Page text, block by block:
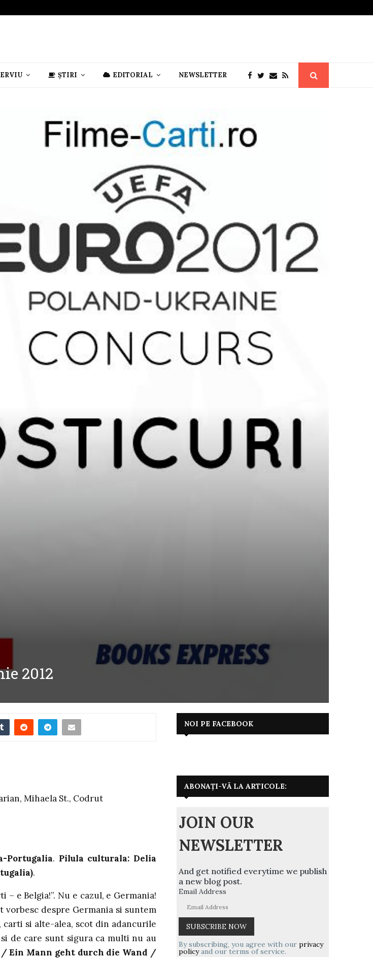
ȘTIRI EDITORIAL NEWSLETTER
2012
Mihaela St., Codrut
Portugalia. Pilula culturala: Delia
.
– e Belgia!”. Nu e cazul, e Germania!
vorbesc despre Germania si suntem
carti si alte-alea, scot din adancurile
de care sunt sigura ca multi nu au
/Ein Mann geht durch die Wand /
NOI PE FACEBOOK
ABONAȚI-VĂ LA ARTICOLE:
JOIN OUR
NEWSLETTER
And get notified everytime we publish
a new blog post.
Email Address
By subscribing, you agree with our privacy
policyand our terms of service.